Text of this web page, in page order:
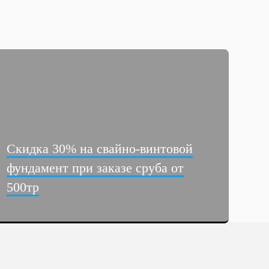
Скидка 30% на свайно-винтовой
фундамент при заказе сруба от
500тр